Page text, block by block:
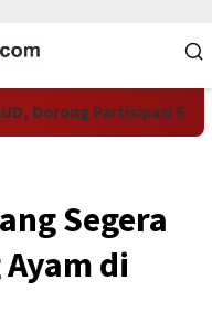
Partisipasi Sekolah
Segera
di